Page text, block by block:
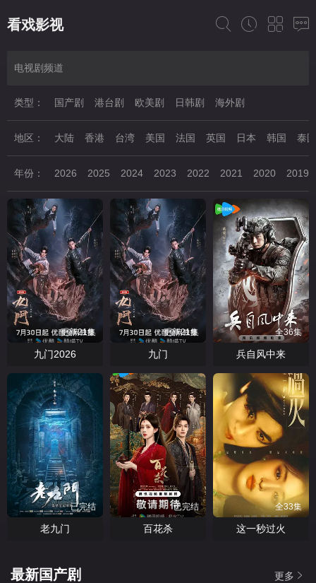
看戏影视
电视剧频道
类型： 国产剧 港台剧 欧美剧 日韩剧 海外剧
地区： 大陆 香港 台湾 美国 法国 英国 日本 韩国 泰国
年份： 2026 2025 2024 2023 2022 2021 2020 2019
更新21集
九门2026
更新21集
九门
全36集
兵自风中来
已完结
老九门
已完结
百花杀
全33集
这一秒过火
更多
最新国产剧